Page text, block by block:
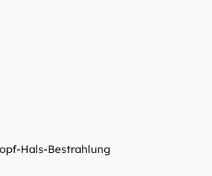
Hals-Bestrahlung